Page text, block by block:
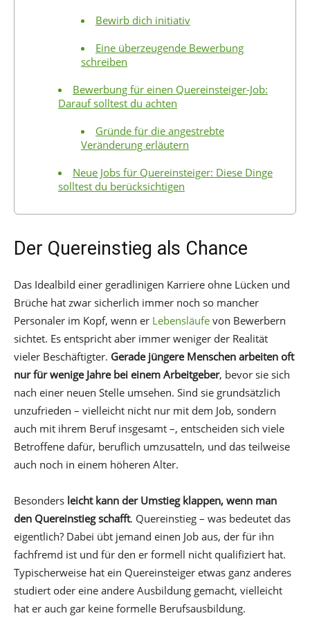
Bewirb dich initiativ
Eine überzeugende Bewerbung
schreiben
Bewerbung für einen Quereinsteiger-Job:
Darauf solltest du achten
Gründe für die angestrebte
Veränderung erläutern
Neue Jobs für Quereinsteiger: Diese Dinge
solltest du berücksichtigen
Der Quereinstieg als Chance
Das Idealbild einer geradlinigen Karriere ohne Lücken und
Brüche hat zwar sicherlich immer noch so mancher
Personaler im Kopf, wenn er Lebensläufe von Bewerbern
sichtet. Es entspricht aber immer weniger der Realität
vieler Beschäftigter. Gerade jüngere Menschen arbeiten oft
nur für wenige Jahre bei einem Arbeitgeber, bevor sie sich
nach einer neuen Stelle umsehen. Sind sie grundsätzlich
unzufrieden – vielleicht nicht nur mit dem Job, sondern
auch mit ihrem Beruf insgesamt –, entscheiden sich viele
Betroffene dafür, beruflich umzusatteln, und das teilweise
auch noch in einem höheren Alter.
Besonders leicht kann der Umstieg klappen, wenn man
den Quereinstieg schafft. Quereinstieg – was bedeutet das
eigentlich? Dabei übt jemand einen Job aus, der für ihn
fachfremd ist und für den er formell nicht qualifiziert hat.
Typischerweise hat ein Quereinsteiger etwas ganz anderes
studiert oder eine andere Ausbildung gemacht, vielleicht
hat er auch gar keine formelle Berufsausbildung.